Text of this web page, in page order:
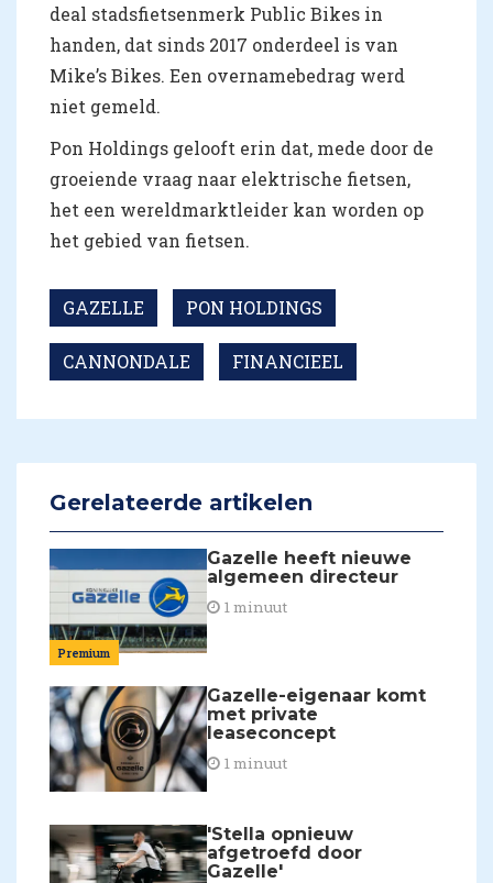
deal stadsfietsenmerk Public Bikes in
handen, dat sinds 2017 onderdeel is van
Mike’s Bikes. Een overnamebedrag werd
niet gemeld.
Pon Holdings gelooft erin dat, mede door de
groeiende vraag naar elektrische fietsen,
het een wereldmarktleider kan worden op
het gebied van fietsen.
GAZELLE PON HOLDINGS
CANNONDALE FINANCIEEL
Gerelateerde artikelen
Premium
Gazelle heeft nieuwe
algemeen directeur
1 minuut
Gazelle-eigenaar komt
met private
leaseconcept
1 minuut
'Stella opnieuw
afgetroefd door
Gazelle'